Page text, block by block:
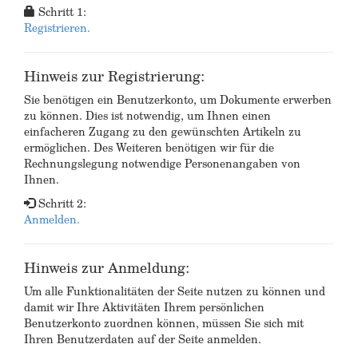
Schritt 1:
Registrieren.
Hinweis zur Registrierung:
Sie benötigen ein Benutzerkonto, um Dokumente erwerben
zu können. Dies ist notwendig, um Ihnen einen
einfacheren Zugang zu den gewünschten Artikeln zu
ermöglichen. Des Weiteren benötigen wir für die
Rechnungslegung notwendige Personenangaben von
Ihnen.
Schritt 2:
Anmelden.
Hinweis zur Anmeldung:
Um alle Funktionalitäten der Seite nutzen zu können und
damit wir Ihre Aktivitäten Ihrem persönlichen
Benutzerkonto zuordnen können, müssen Sie sich mit
Ihren Benutzerdaten auf der Seite anmelden.